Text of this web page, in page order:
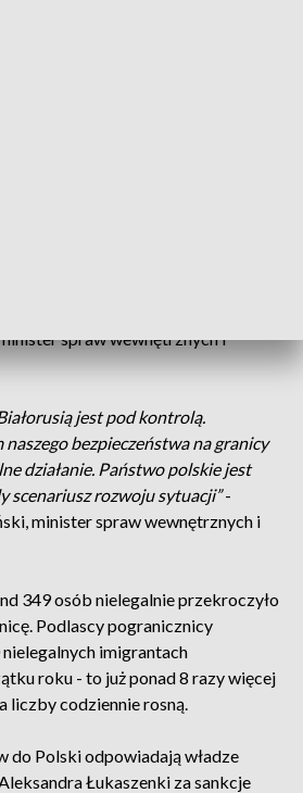
spraw wewnętrznych i
jest pod kontrolą.
bezpieczeństwa na granicy
działanie. Państwo polskie jest
scenariusz rozwoju sytuacji”-
minister spraw wewnętrznych i
349 osób nielegalnie przekroczyło
Podlascy pogranicznicy
imigrantach
roku - to już ponad 8 razy więcej
liczby codziennie rosną.
do Polski odpowiadają władze
Łukaszenki za sankcje